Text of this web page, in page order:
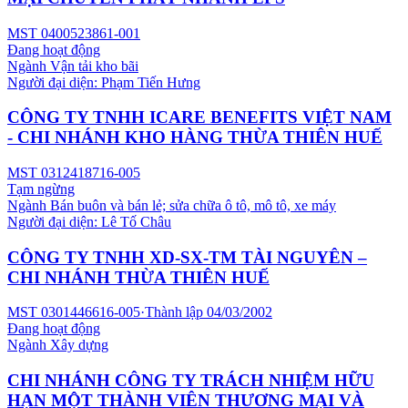
MST 0400523861-001
Đang hoạt động
Ngành Vận tải kho bãi
Người đại diện: Phạm Tiến Hưng
CÔNG TY TNHH ICARE BENEFITS VIỆT NAM
- CHI NHÁNH KHO HÀNG THỪA THIÊN HUẾ
MST 0312418716-005
Tạm ngừng
Ngành Bán buôn và bán lẻ; sửa chữa ô tô, mô tô, xe máy
Người đại diện: Lê Tố Châu
CÔNG TY TNHH XD-SX-TM TÀI NGUYÊN –
CHI NHÁNH THỪA THIÊN HUẾ
MST 0301446616-005·Thành lập 04/03/2002
Đang hoạt động
Ngành Xây dựng
CHI NHÁNH CÔNG TY TRÁCH NHIỆM HỮU
HẠN MỘT THÀNH VIÊN THƯƠNG MẠI VÀ